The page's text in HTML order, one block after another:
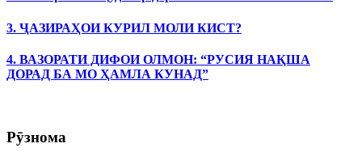
3. ҶАЗИРАҲОИ КУРИЛ МОЛИ КИСТ?
4. ВАЗОРАТИ ДИФОИ ОЛМОН: “РУСИЯ НАҚША
ДОРАД БА МО ҲАМЛА КУНАД”
Рӯзнома